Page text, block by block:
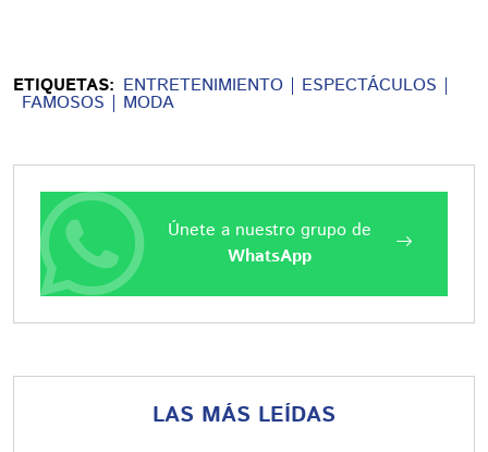
ETIQUETAS: ENTRETENIMIENTO ESPECTÁCULOS
FAMOSOS MODA
Únete a nuestro grupo de
WhatsApp
LAS MÁS LEÍDAS